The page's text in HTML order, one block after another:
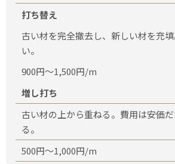
打ち替え
古い材を完全撤去し、新しい材を充
い。
900円〜1,500円/m
増し打ち
古い材の上から重ねる。費用は安価
る。
500円〜1,000円/m